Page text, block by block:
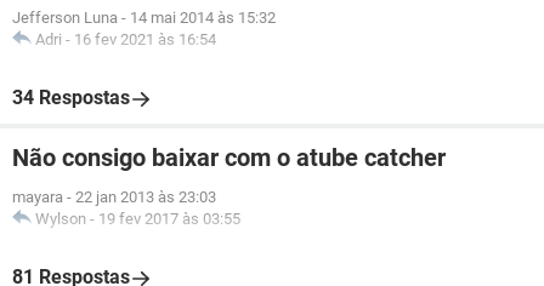
Jefferson Luna - 14 mai 2014 às 15:32
Adri - 16 fev 2021 às 16:54
34 Respostas
Não consigo baixar com o atube catcher
mayara - 22 jan 2013 às 23:03
Wylson - 19 fev 2017 às 03:55
81 Respostas